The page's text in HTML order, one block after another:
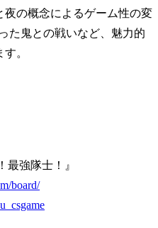
の概念によるゲーム性の変
た鬼との戦いなど、魅力的
。
最強隊士！』
board/